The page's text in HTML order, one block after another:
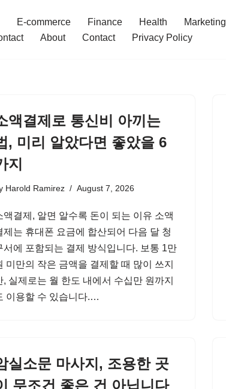
E-commerce Finance Health Marketing
About Contact Privacy Policy
액결제로 통신비 아끼는
, 미리 알았다면 좋았을 6
지
Harold Ramirez August 7, 2026
액결제, 알면 알수록 돈이 되는 이유 소액
제는 휴대폰 요금에 합산되어 다음 달 청
서에 포함되는 결제 방식입니다. 보통 1만
미만의 작은 금액을 결제할 때 많이 쓰지
, 실제로는 월 한도 내에서 수십만 원까지
이용할 수 있습니다.…
실소문 마사지, 조용한 곳
무조건 좋은 건 아닙니다